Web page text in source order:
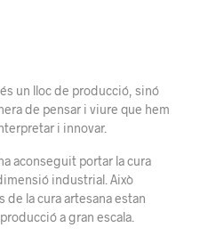
un lloc de producció, sinó
de pensar i viure que hem
i innovar.
aconseguit portar la cura
industrial. Això
la cura artesana estan
a gran escala.